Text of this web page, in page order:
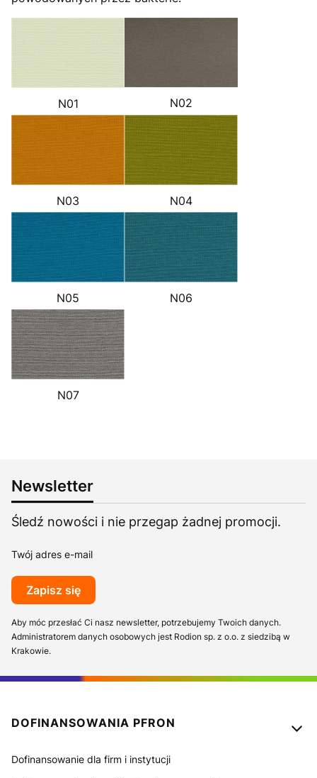
N01 N02
N03 N04
N05 N06
N07
Newsletter
Śledź nowości i nie przegap żadnej promocji.
Twój adres e-mail
Zapisz się
Aby móc przesłać Ci nasz newsletter, potrzebujemy Twoich danych.
Administratorem danych osobowych jest Rodion sp. z o.o. z siedzibą w
Krakowie.
Linki w stopce
DOFINANSOWANIA PFRON
Dofinansowanie dla firm i instytucji